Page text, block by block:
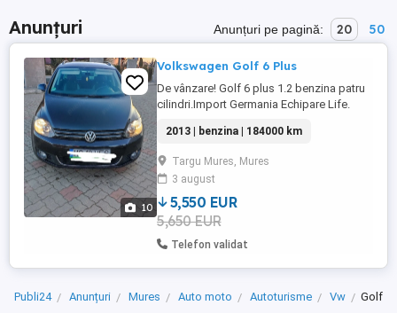
Anunțuri Anunțuri pe pagină: 20 50
10
Volkswagen Golf 6 Plus
De vânzare! Golf 6 plus 1.2 benzina patru
cilindri.Import Germania Echipare Life.
Navigație ,cârlig remorcare demontabil
ușor An de fabricație 2013.09 Itp valabil
2027.07 Întreținută,accept orice test ! acte
la zi Se circulă cu mașina km reali in
crestere! Pret ...
2013 | benzina | 184000 km
Targu Mures, Mures
3 august
5,550 EUR
5,650 EUR
Telefon validat
Publi24 Anunțuri Mures Auto moto Autoturisme Vw Golf